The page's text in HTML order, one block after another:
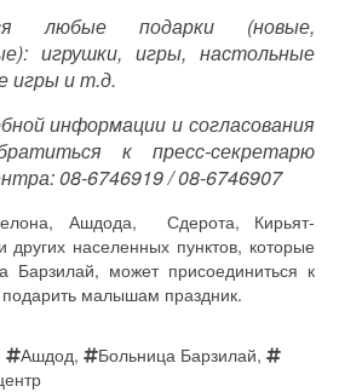
любые подарки (новые,
игрушки, игры, настольные
игры и т.д.
информации и согласования
к пресс-секретарю
08-6746919 / 08-6746907
Ашдода, Сдерота, Кирьят-
других населенных пунктов, которые
Барзилай, может присоединиться к
малышам праздник.
Ашдод, Больница Барзилай,